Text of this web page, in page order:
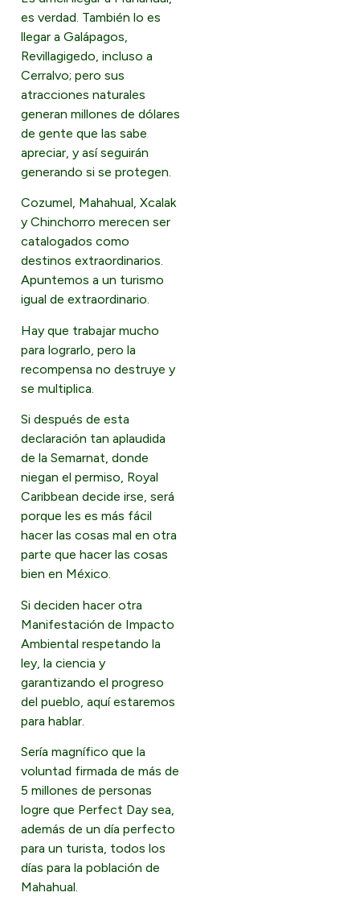
es verdad. También lo es
llegar a Galápagos,
Revillagigedo, incluso a
Cerralvo; pero sus
atracciones naturales
generan millones de dólares
de gente que las sabe
apreciar, y así seguirán
generando si se protegen.
Cozumel, Mahahual, Xcalak
y Chinchorro merecen ser
catalogados como
destinos extraordinarios.
Apuntemos a un turismo
igual de extraordinario.
Hay que trabajar mucho
para lograrlo, pero la
recompensa no destruye y
se multiplica.
Si después de esta
declaración tan aplaudida
de la Semarnat, donde
niegan el permiso, Royal
Caribbean decide irse, será
porque les es más fácil
hacer las cosas mal en otra
parte que hacer las cosas
bien en México.
Si deciden hacer otra
Manifestación de Impacto
Ambiental respetando la
ley, la ciencia y
garantizando el progreso
del pueblo, aquí estaremos
para hablar.
Sería magnífico que la
voluntad firmada de más de
5 millones de personas
logre que Perfect Day sea,
además de un día perfecto
para un turista, todos los
días para la población de
Mahahual.